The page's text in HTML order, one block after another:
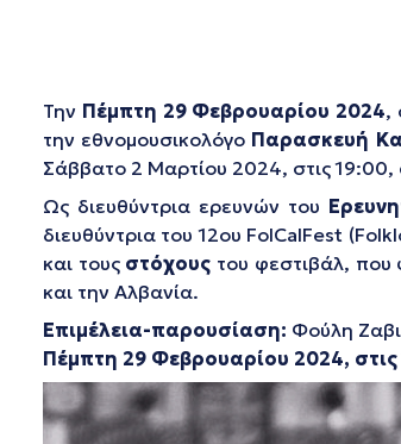
Την Πέμπτη 29 Φεβρουαρίου 2024,
την εθνομουσικολόγο Παρασκευή
Σάββατο 2 Μαρτίου 2024, στις
Ως διευθύντρια ερευνών του
διευθύντρια του 12ου FolCalFest
και τους στόχους του φεστιβάλ, που
και την Αλβανία.
Επιμέλεια-παρουσίαση: Φούλη
Πέμπτη 29 Φεβρουαρίου 2024,